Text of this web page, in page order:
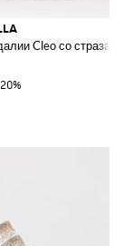
Cleo со